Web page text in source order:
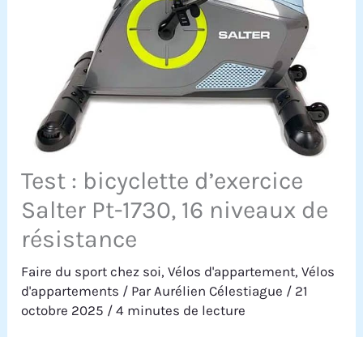
Test : bicyclette d’exercice
Salter Pt-1730, 16 niveaux de
résistance
Faire du sport chez soi,Vélos d'appartement,Vélos
d'appartements / Par Aurélien Célestiague / 21
octobre 2025 /4 minutes de lecture